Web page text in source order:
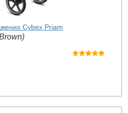
Cybex Priam